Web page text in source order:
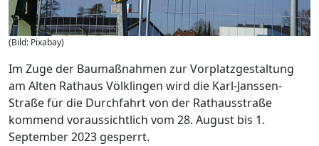
(Bild: Pixabay)
Im Zuge der Baumaßnahmen zur Vorplatzgestaltung
am Alten Rathaus Völklingen wird die Karl-Janssen-
Straße für die Durchfahrt von der Rathausstraße
kommend voraussichtlich vom 28. August bis 1.
September 2023 gesperrt.